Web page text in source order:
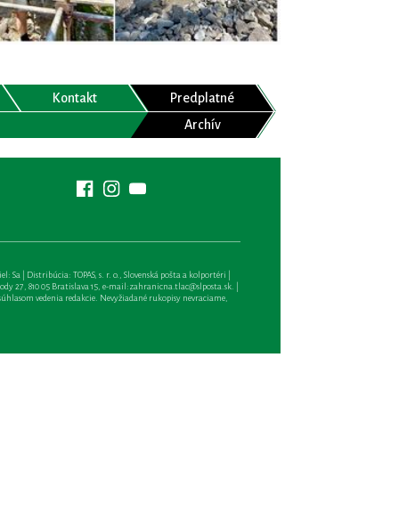
Kontakt
Predplatné
Archív
Sa | Distribúcia: TOPAS, s. r. o., Slovenská pošta a kolportéri |
27, 810 05 Bratislava 15, e-mail:zahranicna.tlac@slposta.sk. |
vedenia redakcie. Nevyžiadané rukopisy nevraciame,